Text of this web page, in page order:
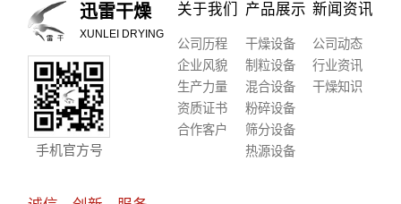
迅雷干燥
XUNLEI DRYING
手机官方号
关于我们
公司历程
企业风貌
生产力量
资质证书
合作客户
产品展示
干燥设备
制粒设备
混合设备
粉碎设备
筛分设备
热源设备
新闻资讯
公司动态
行业资讯
干燥知识